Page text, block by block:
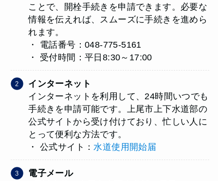
ことで、開栓手続きを申請できます。必要な
情報を伝えれば、スムーズに手続きを進めら
れます。
・ 電話番号：048-775-5161
・ 受付時間：平日8:30～17:00
インターネット
インターネットを利用して、24時間いつでも
手続きを申請可能です。上尾市上下水道部の
公式サイトから受け付けており、忙しい人に
とって便利な方法です。
・ 公式サイト： 水道使用開始届
電子メール